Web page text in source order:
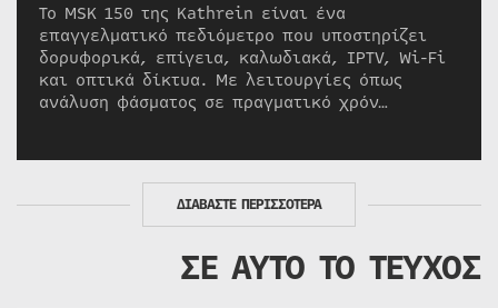
Το MSK 150 της Kathrein είναι ένα
επαγγελματικό πεδιόμετρο που υποστηρίζει
δορυφορικά, επίγεια, καλωδιακά, IPTV, Wi-Fi
και οπτικά δίκτυα. Με λειτουργίες όπως
ανάλυση φάσματος σε πραγματικό χρόν…
ΔΙΑΒΑΣΤΕ ΠΕΡΙΣΣΟΤΕΡΑ
ΣΕ ΑΥΤΟ ΤΟ ΤΕΥΧΟΣ